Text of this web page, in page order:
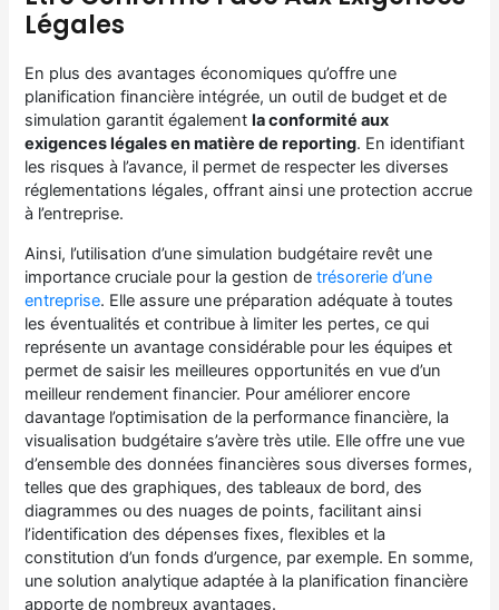
Légales
En plus des avantages économiques qu’offre une
planification financière intégrée, un outil de budget et de
simulation garantit égalementla conformité aux
exigences légales en matière de reporting. En identifiant
les risques à l’avance, il permet de respecter les diverses
réglementations légales, offrant ainsi une protection accrue
à l’entreprise.
Ainsi, l’utilisation d’une simulation budgétaire revêt une
importance cruciale pour la gestion detrésorerie d’une
entreprise. Elle assure une préparation adéquate à toutes
les éventualités et contribue à limiter les pertes, ce qui
représente un avantage considérable pour les équipes et
permet de saisir les meilleures opportunités en vue d’un
meilleur rendement financier. Pour améliorer encore
davantage l’optimisation de la performance financière, la
visualisation budgétaire s’avère très utile. Elle offre une vue
d’ensemble des données financières sous diverses formes,
telles que des graphiques, des tableaux de bord, des
diagrammes ou des nuages de points, facilitant ainsi
l’identification des dépenses fixes, flexibles et la
constitution d’un fonds d’urgence, par exemple. En somme,
une solution analytique adaptée à la planification financière
apporte de nombreux avantages.